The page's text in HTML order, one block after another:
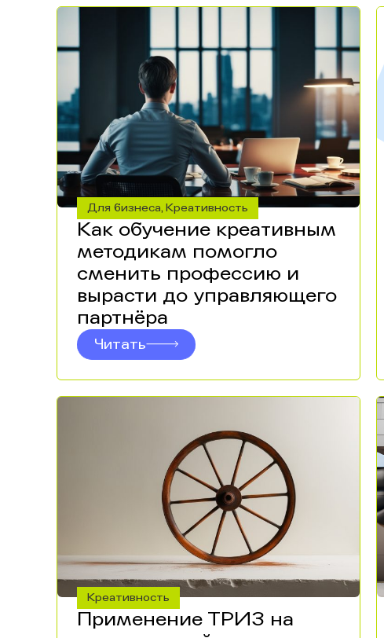
Для бизнеса, Креативность
Как обучение креативным
методикам помогло
сменить профессию и
вырасти до управляющего
партнёра
Читать
Креативность
Применение ТРИЗ на